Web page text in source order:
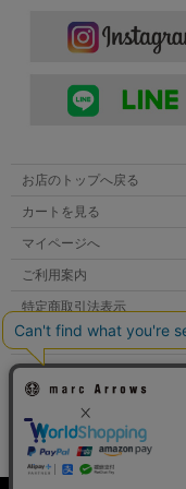
お店のトップへ戻る
カートを見る
マイページへ
ご利用案内
特定商取引法表示
個人情報の取扱い
サイトマップ
メルマガ登録
お問い合わせ